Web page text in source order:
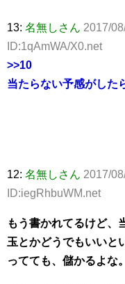
13: 名無しさん 2017/
ID:1qAmWA/X0.net
>>10
当たらない予感がした
12: 名無しさん 2017/
ID:iegRhbuWM.net
もう書かれてるけど、
玉とかどうでもいいと
ってても、儲かるよな。